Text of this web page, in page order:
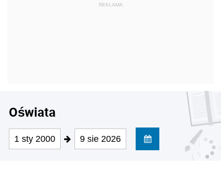
Oświata
1 sty 2000 9 sie 2026